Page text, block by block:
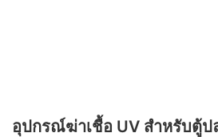
อุปกรณ์ฆ่าเชื้อ UV สำหรับตู้ป